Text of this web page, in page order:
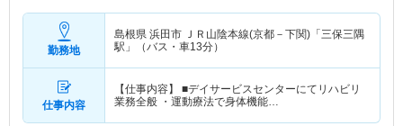
勤務地
島根県 浜田市
ＪＲ山陰本線(京都－下関)「三保三隅
駅」（バス・車13分）
仕事内容
【仕事内容】 ■デイサービスセンターにてリハビリ
業務全般 ・運動療法で身体機能…